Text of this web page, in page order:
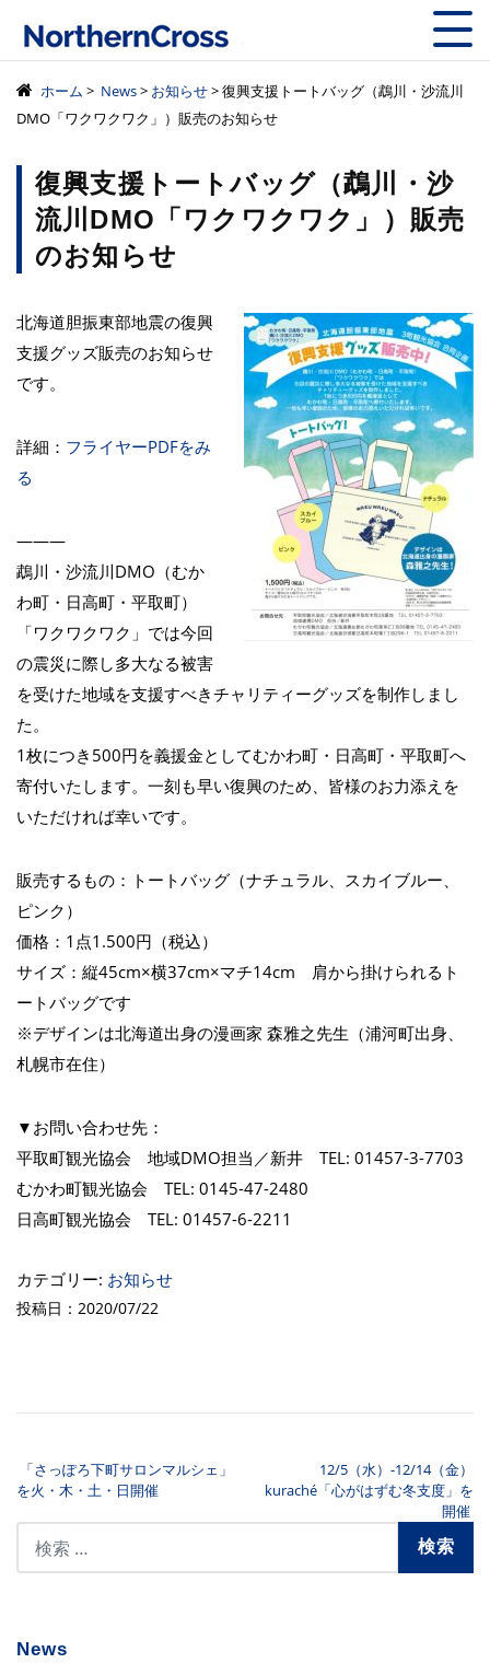
株式会社ノーザン
ホーム > News> お知らせ> 復興支援トートバッグ（鵡川・沙流川
DMO「ワクワクワク」）販売のお知らせ
復興支援トートバッグ（鵡川・沙
流川DMO「ワクワクワク」）販売
のお知らせ
北海道胆振東部地震の復興
支援グッズ販売のお知らせ
です。
詳細： フライヤーPDFをみ
る
———
鵡川・沙流川DMO（むか
わ町・日高町・平取町）
「ワクワクワク」では今回
の震災に際し多大なる被害
を受けた地域を支援すべきチャリティーグッズを制作しまし
た。
1枚につき500円を義援金としてむかわ町・日高町・平取町へ
寄付いたします。一刻も早い復興のため、皆様のお力添えを
いただければ幸いです。
販売するもの：トートバッグ（ナチュラル、スカイブルー、
ピンク）
価格：1点1.500円（税込）
サイズ：縦45cm×横37cm×マチ14cm 肩から掛けられるト
ートバッグです
※デザインは北海道出身の漫画家 森雅之先生（浦河町出身、
札幌市在住）
▼お問い合わせ先：
平取町観光協会 地域DMO担当／新井 TEL: 01457-3-7703
むかわ町観光協会 TEL: 0145-47-2480
日高町観光協会 TEL: 01457-6-2211
カテゴリー: お知らせ
投稿日：2020/07/22
投稿ナビゲーション
「さっぽろ下町サロンマルシェ」
を火・木・土・日開催
12/5（水）-12/14（金）
kuraché「心がはずむ冬支度」を
開催
News